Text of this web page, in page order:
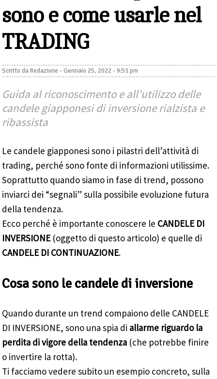
sono e come usarle nel
TRADING
Scritto daRedazione -Gennaio 25, 2022 - 9:51 pm
Guida al riconoscimento e all’utilizzo delle
candele giapponesi di inversione rialzista e
ribassista
Le candele giapponesi sono i pilastri dell’attività di
trading, perché sono fonte di informazioni utilissime.
Soprattutto quando siamo in fase di trend, possono
inviarci dei “segnali” sulla possibile evoluzione futura
della tendenza.
Ecco perché è importante conoscere le CANDELE DI
INVERSIONE(oggetto di questo articolo) e quelle di
CANDELE DI CONTINUAZIONE.
Cosa sono le candele di inversione
Quando durante un trend compaiono delle CANDELE
DI INVERSIONE, sono una spia di allarme riguardo la
perdita di vigore della tendenza (che potrebbe finire
o invertire la rotta).
Ti facciamo vedere subito un esempio concreto, sulla